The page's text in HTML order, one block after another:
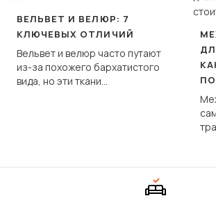
ВЕЛЬВЕТ И ВЕЛЮР: 7
КЛЮЧЕВЫХ ОТЛИЧИЙ
Вельвет и велюр часто путают
из-за похожего бархатистого
вида, но эти ткани